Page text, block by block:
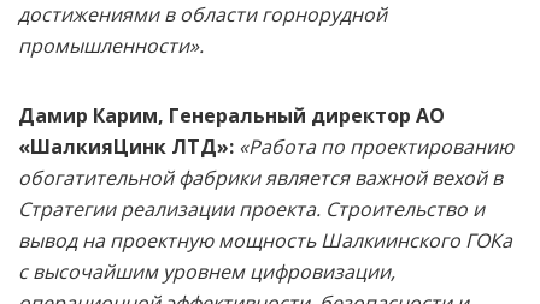
достижениями в области горнорудной
промышленности».
Дамир Карим, Генеральный директор АО
«ШалкияЦинк ЛТД»: «Работа по проектированию
обогатительной фабрики является важной вехой в
Стратегии реализации проекта. Строительство и
вывод на проектную мощность Шалкиинского ГОКа
с высочайшим уровнем цифровизации,